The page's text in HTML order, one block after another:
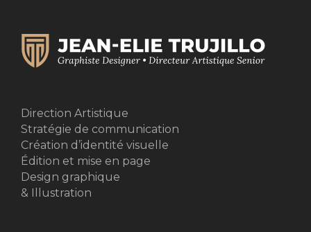
Direction Artistique
Stratégie de communication
Création d’identité visuelle
Édition et mise en page
Design graphique
& Illustration